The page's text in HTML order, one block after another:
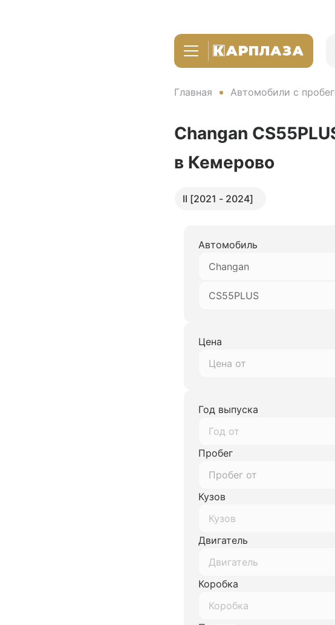
Главная Автомобили с
Changan
в Кемерово
II [2021 - 2024]
Автомобиль
Changan
CS55PLUS
Цена
Год выпуска
Год от
Пробег
Кузов
Кузов
Двигатель
Двигатель
Коробка
Коробка